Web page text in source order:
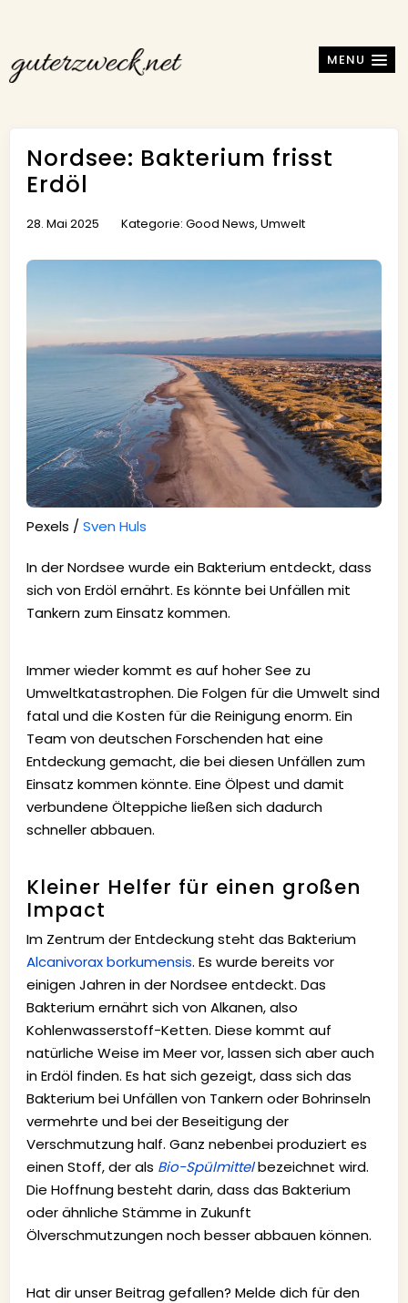
MENU
Nordsee: Bakterium frisst
Erdöl
28. Mai 2025 Kategorie: Good News, Umwelt
Pexels /Sven Huls
In der Nordsee wurde ein Bakterium entdeckt, dass
sich von Erdöl ernährt. Es könnte bei Unfällen mit
Tankern zum Einsatz kommen.
Immer wieder kommt es auf hoher See zu
Umweltkatastrophen. Die Folgen für die Umwelt sind
fatal und die Kosten für die Reinigung enorm. Ein
Team von deutschen Forschenden hat eine
Entdeckung gemacht, die bei diesen Unfällen zum
Einsatz kommen könnte. Eine Ölpest und damit
verbundene Ölteppiche ließen sich dadurch
schneller abbauen.
Kleiner Helfer für einen großen
Impact
Im Zentrum der Entdeckung steht das Bakterium
Alcanivorax borkumensis. Es wurde bereits vor
einigen Jahren in der Nordsee entdeckt. Das
Bakterium ernährt sich von Alkanen, also
Kohlenwasserstoff-Ketten. Diese kommt auf
natürliche Weise im Meer vor, lassen sich aber auch
in Erdöl finden. Es hat sich gezeigt, dass sich das
Bakterium bei Unfällen von Tankern oder Bohrinseln
vermehrte und bei der Beseitigung der
Verschmutzung half. Ganz nebenbei produziert es
einen Stoff, der als Bio-Spülmittel bezeichnet wird.
Die Hoffnung besteht darin, dass das Bakterium
oder ähnliche Stämme in Zukunft
Ölverschmutzungen noch besser abbauen können.
Hat dir unser Beitrag gefallen? Melde dich für den